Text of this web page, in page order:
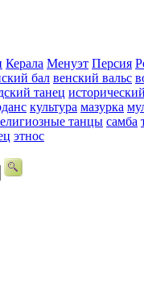
Керала Менуэт Персия
бал венский вальс
танец
культура мазурка
танцы самба
этнос